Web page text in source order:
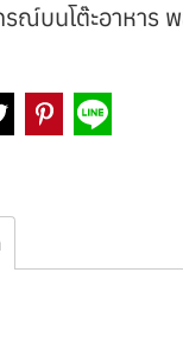
ณ์บนโต๊ะอาหาร